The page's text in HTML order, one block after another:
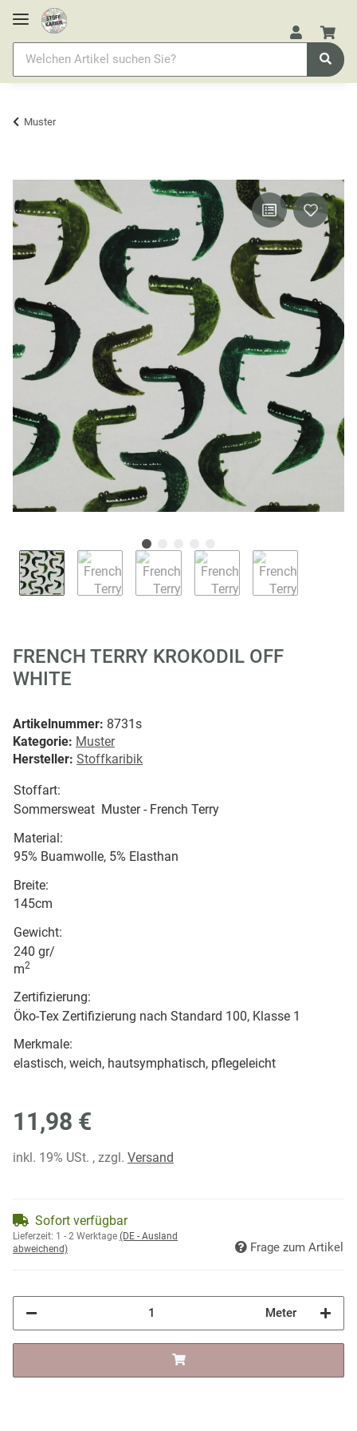
Muster
FRENCH TERRY KROKODIL OFF
WHITE
Artikelnummer: 8731s
Kategorie: Muster
Hersteller: Stoffkaribik
Stoffart:
Sommersweat Muster - French Terry
Material:
95% Buamwolle, 5% Elasthan
Breite:
145cm
Gewicht:
240 gr/
m2
Zertifizierung:
Öko-Tex Zertifizierung nach Standard 100, Klasse 1
Merkmale:
elastisch, weich, hautsymphatisch, pflegeleicht
11,98 €
inkl. 19% USt. , zzgl. Versand
Sofort verfügbar
Lieferzeit: 1 - 2 Werktage (DE - Ausland
abweichend)
Frage zum Artikel
Meter